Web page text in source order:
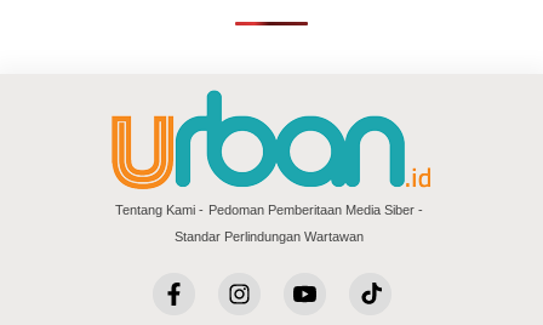
Tentang Kami
Pedoman Pemberitaan Media Siber
Standar Perlindungan Wartawan